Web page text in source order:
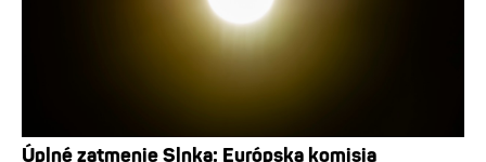
Úplné zatmenie Slnka: Európska komisia